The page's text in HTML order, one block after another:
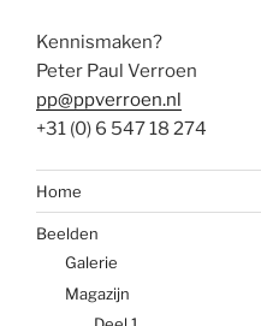
Kennismaken?
Peter Paul Verroen
pp@ppverroen.nl
+31 (0) 6 547 18 274
Home
Beelden
Galerie
Magazijn